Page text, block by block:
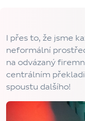
I přes to, že jsme
neformální
na odvázaný
centrálním
spoustu dalšího!